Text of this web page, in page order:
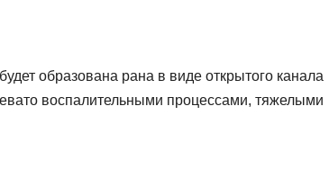
образована рана в виде открытого канала
воспалительными процессами, тяжелыми